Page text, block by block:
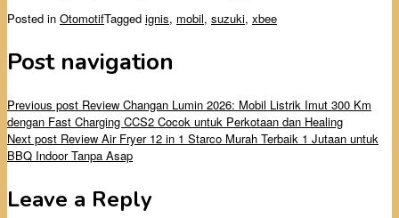
Posted in OtomotifTagged ignis, mobil, suzuki, xbee
Post navigation
Previous post Review Changan Lumin 2026: Mobil Listrik Imut 300 Km
dengan Fast Charging CCS2 Cocok untuk Perkotaan dan Healing
Next post Review Air Fryer 12 in 1 Starco Murah Terbaik 1 Jutaan untuk
BBQ Indoor Tanpa Asap
Leave a Reply